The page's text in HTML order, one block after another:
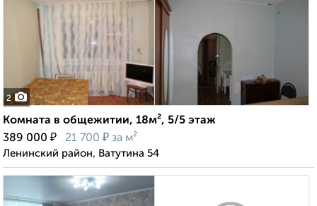
2
Комната в общежитии, 18м², 5/5 этаж
389 000 ₽ 21 700 ₽ за м²
Ленинский район, Ватутина 54